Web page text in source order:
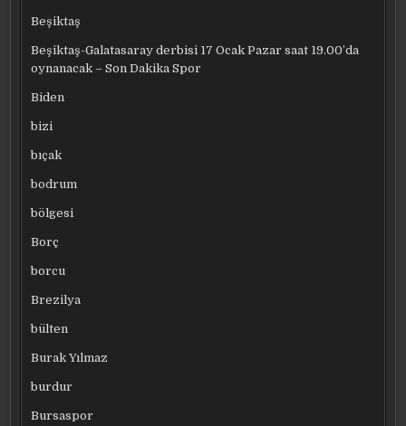
Beşiktaş
Beşiktaş-Galatasaray derbisi 17 Ocak Pazar saat 19.00’da
oynanacak – Son Dakika Spor
Biden
bizi
bıçak
bodrum
bölgesi
Borç
borcu
Brezilya
bülten
Burak Yılmaz
burdur
Bursaspor